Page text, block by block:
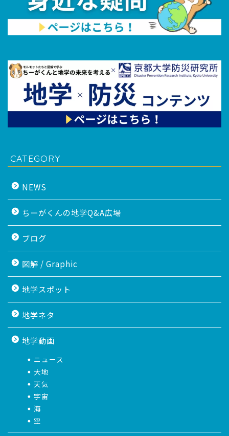
CATEGORY
NEWS
ちーがくんの地学Q&A広場
ブログ
図解 / Graphic
地学スポット
地学ネタ
地学動画
ニュース
大地
天気
宇宙
海
空